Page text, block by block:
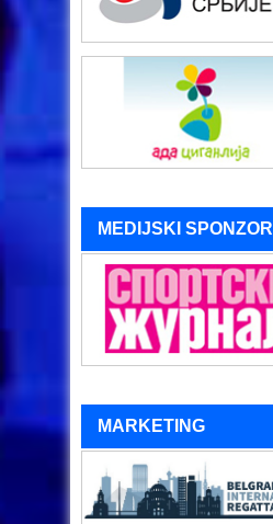
MEDIJSKI SPONZORI
MARKETING